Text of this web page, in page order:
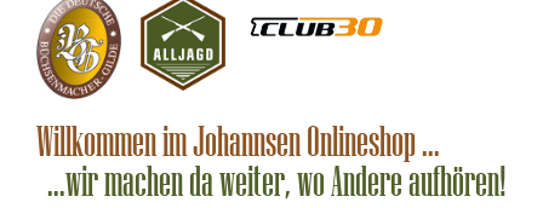
Willkommen im Johannsen Onlineshop ...
...wir machen da weiter, wo Andere aufhören!